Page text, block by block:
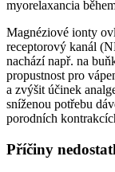
myorelaxancia
Magnéziové ionty
receptorový kanál
nachází např. na
propustnost pro
a zvýšit účinek
sníženou potřebu
porodních
Příčiny